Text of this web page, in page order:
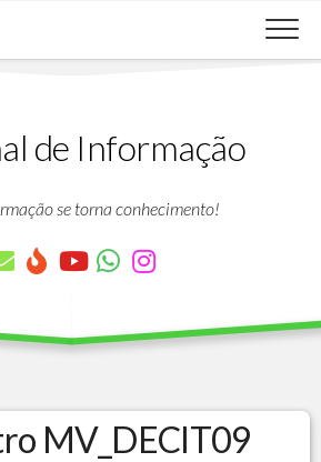
de Informação
se torna conhecimento!
MV_DECIT09